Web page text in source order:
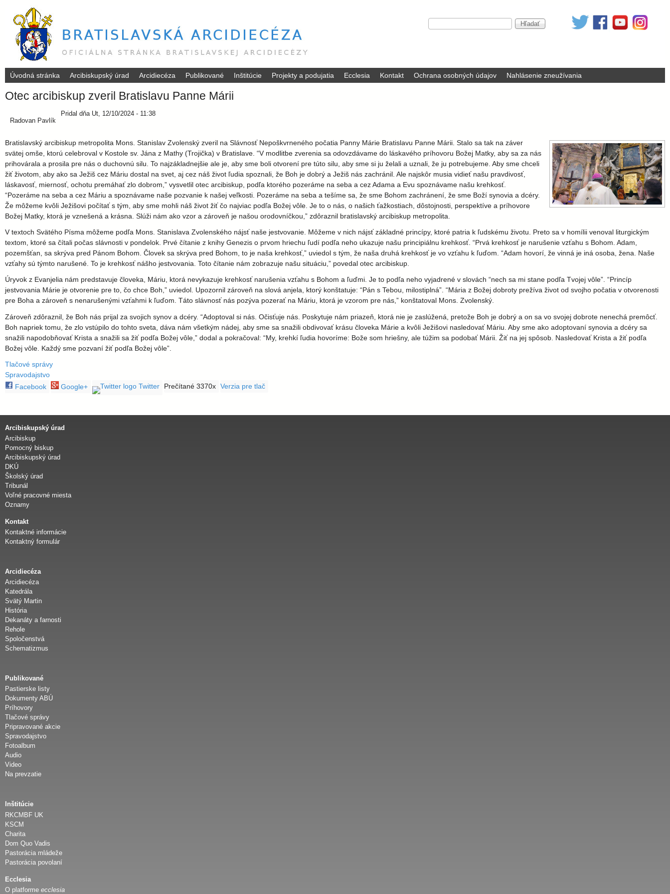
hlavný
obsah
B
t
i
s
l
a
v
s
k
á
a
r
c
i
d
i
e
c
z
a
V
y
d
á
v
H
ľ
ť
Úvodná stránka Arcibiskupský úrad Arcidiecéza Publikované Inštitúcie Projekty a podujatia Ecclesia Kontakt Ochrana osobných údajov Nahlásenie zneužívania
Otec arcibiskup zveril Bratislavu Panne Márii
Pridal
Radovan Pavlík
dňa Ut, 12/10/2024 - 11:38
Bratislavský arcibiskup metropolita Mons. Stanislav Zvolenský zveril na Slávnosť Nepoškvrneného počatia Panny Márie Bratislavu Panne Márii. Stalo sa tak na záver
svätej omše, ktorú celebroval v Kostole sv. Jána z Mathy (Trojička) v Bratislave. “V modlitbe zverenia sa odovzdávame do láskavého príhovoru Božej Matky, aby sa za nás
prihovárala a prosila pre nás o duchovnú silu. To najzákladnejšie ale je, aby sme boli otvorení pre túto silu, aby sme si ju želali a uznali, že ju potrebujeme. Aby sme chceli
žiť životom, aby ako sa Ježiš cez Máriu dostal na svet, aj cez náš život ľudia spoznali, že Boh je dobrý a Ježiš nás zachránil. Ale najskôr musia vidieť našu pravdivosť,
láskavosť, miernosť, ochotu premáhať zlo dobrom,” vysvetlil otec arcibiskup, podľa ktorého pozeráme na seba a cez Adama a Evu spoznávame našu krehkosť.
“Pozeráme na seba a cez Máriu a spoznávame naše pozvanie k našej veľkosti. Pozeráme na seba a tešíme sa, že sme Bohom zachránení, že sme Boží synovia a dcéry.
Že môžeme kvôli Ježišovi počítať s tým, aby sme mohli náš život žiť čo najviac podľa Božej vôle. Je to o nás, o našich ťažkostiach, dôstojnosti, perspektíve a príhovore
Božej Matky, ktorá je vznešená a krásna. Slúži nám ako vzor a zároveň je našou orodovníčkou,” zdôraznil bratislavský arcibiskup metropolita.
V textoch Svätého Písma môžeme podľa Mons. Stanislava Zvolenského nájsť naše jestvovanie. Môžeme v nich nájsť základné princípy, ktoré patria k ľudskému životu. Preto sa v homílii venoval liturgickým
textom, ktoré sa čítali počas slávnosti v pondelok. Prvé čítanie z knihy Genezis o prvom hriechu ľudí podľa neho ukazuje našu principiálnu krehkosť. “Prvá krehkosť je narušenie vzťahu s Bohom. Adam,
pozemšťan, sa skrýva pred Pánom Bohom. Človek sa skrýva pred Bohom, to je naša krehkosť,” uviedol s tým, že naša druhá krehkosť je vo vzťahu k ľuďom. “Adam hovorí, že vinná je iná osoba, žena. Naše
vzťahy sú týmto narušené. To je krehkosť nášho jestvovania. Toto čítanie nám zobrazuje našu situáciu,” povedal otec arcibiskup.
Úryvok z Evanjelia nám predstavuje človeka, Máriu, ktorá nevykazuje krehkosť narušenia vzťahu s Bohom a ľuďmi. Je to podľa neho vyjadrené v slovách “nech sa mi stane podľa Tvojej vôle”. “Princíp
jestvovania Márie je otvorenie pre to, čo chce Boh,” uviedol. Upozornil zároveň na slová anjela, ktorý konštatuje: “Pán s Tebou, milostiplná”. “Mária z Božej dobroty prežíva život od svojho počatia v otvorenosti
pre Boha a zároveň s nenarušenými vzťahmi k ľuďom. Táto slávnosť nás pozýva pozerať na Máriu, ktorá je vzorom pre nás,” konštatoval Mons. Zvolenský.
Zároveň zdôraznil, že Boh nás prijal za svojich synov a dcéry. “Adoptoval si nás. Očisťuje nás. Poskytuje nám priazeň, ktorá nie je zaslúžená, pretože Boh je dobrý a on sa vo svojej dobrote nenechá premôcť.
Boh napriek tomu, že zlo vstúpilo do tohto sveta, dáva nám všetkým nádej, aby sme sa snažili obdivovať krásu človeka Márie a kvôli Ježišovi nasledovať Máriu. Aby sme ako adoptovaní synovia a dcéry sa
snažili napodobňovať Krista a snažili sa žiť podľa Božej vôle,” dodal a pokračoval: “My, krehkí ľudia hovoríme: Bože som hriešny, ale túžim sa podobať Márii. Žiť na jej spôsob. Nasledovať Krista a žiť podľa
Božej vôle. Každý sme pozvaní žiť podľa Božej vôle”.
Tlačové správy
Spravodajstvo
Facebook
Google+ Twitter Prečítané 3370x Verzia pre tlač
Arcibiskupský úrad
Arcibiskup
Pomocný biskup
Arcibiskupský úrad
DKÚ
Školský úrad
Tribunál
Voľné pracovné miesta
Oznamy
Kontakt
Kontaktné informácie
Kontaktný formulár
Arcidiecéza
Arcidiecéza
Katedrála
Svätý Martin
História
Dekanáty a farnosti
Rehole
Spoločenstvá
Schematizmus
Publikované
Pastierske listy
Dokumenty ABÚ
Príhovory
Tlačové správy
Pripravované akcie
Spravodajstvo
Fotoalbum
Audio
Video
Na prevzatie
Inštitúcie
RKCMBF UK
KSCM
Charita
Dom Quo Vadis
Pastorácia mládeže
Pastorácia povolaní
Ecclesia
O platforme ecclesia